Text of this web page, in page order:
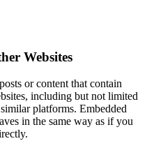
Websites
or content that contain
including but not limited
platforms. Embedded
in the same way as if you